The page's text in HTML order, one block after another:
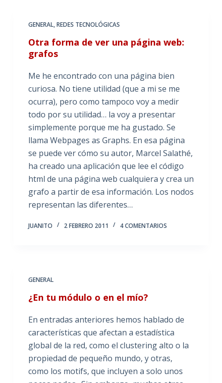
GENERAL,REDES TECNOLÓGICAS
Otra forma de ver una página web:
grafos
Me he encontrado con una página bien
curiosa. No tiene utilidad (que a mi se me
ocurra), pero como tampoco voy a medir
todo por su utilidad… la voy a presentar
simplemente porque me ha gustado. Se
llama Webpages as Graphs. En esa página
se puede ver cómo su autor, Marcel Salathé,
ha creado una aplicación que lee el código
html de una página web cualquiera y crea un
grafo a partir de esa información. Los nodos
representan las diferentes…
JUANITO 2 FEBRERO 2011 4 COMENTARIOS
GENERAL
¿En tu módulo o en el mío?
En entradas anteriores hemos hablado de
características que afectan a estadística
global de la red, como el clustering alto o la
propiedad de pequeño mundo, y otras,
como los motifs, que incluyen a solo unos